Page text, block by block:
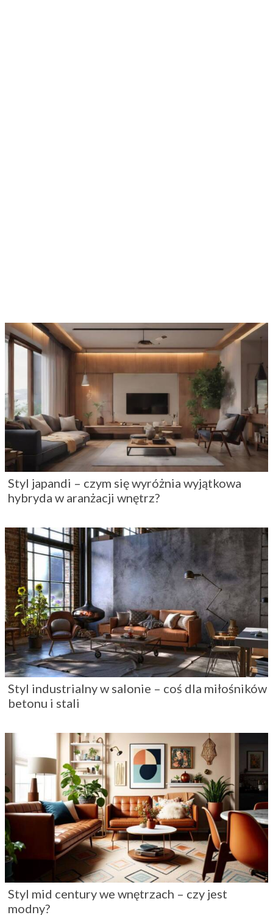
Styl japandi – czym się wyróżnia wyjątkowa
hybryda w aranżacji wnętrz?
Styl industrialny w salonie – coś dla miłośników
betonu i stali
Styl mid century we wnętrzach – czy jest
modny?